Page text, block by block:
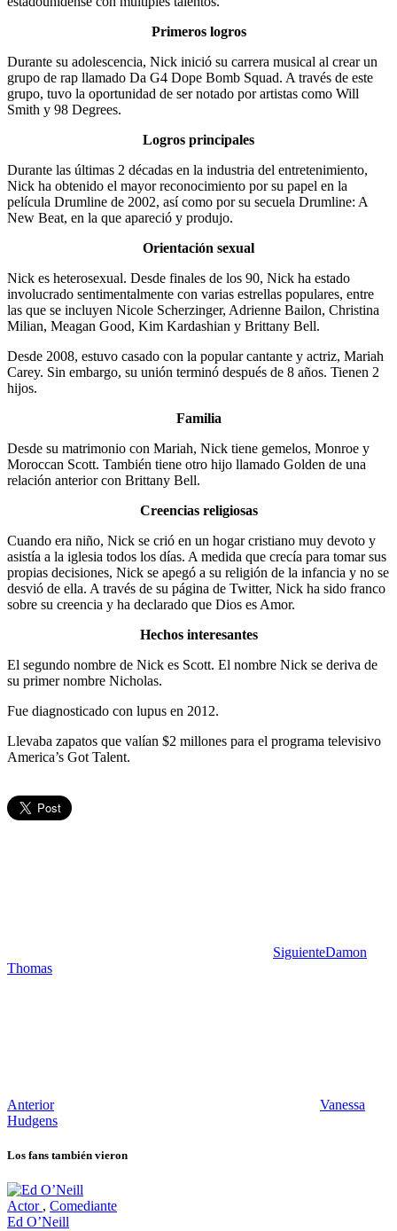
Primeros logros
Durante su adolescencia, Nick inició su carrera musical al crear un
grupo de rap llamado Da G4 Dope Bomb Squad. A través de este
grupo, tuvo la oportunidad de ser notado por artistas como Will
Smith y 98 Degrees.
Logros principales
Durante las últimas 2 décadas en la industria del entretenimiento,
Nick ha obtenido el mayor reconocimiento por su papel en la
película Drumline de 2002, así como por su secuela Drumline: A
New Beat, en la que apareció y produjo.
Orientación sexual
Nick es heterosexual. Desde finales de los 90, Nick ha estado
involucrado sentimentalmente con varias estrellas populares, entre
las que se incluyen Nicole Scherzinger, Adrienne Bailon, Christina
Milian, Meagan Good, Kim Kardashian y Brittany Bell.
Desde 2008, estuvo casado con la popular cantante y actriz, Mariah
Carey. Sin embargo, su unión terminó después de 8 años. Tienen 2
hijos.
Familia
Desde su matrimonio con Mariah, Nick tiene gemelos, Monroe y
Moroccan Scott. También tiene otro hijo llamado Golden de una
relación anterior con Brittany Bell.
Creencias religiosas
Cuando era niño, Nick se crió en un hogar cristiano muy devoto y
asistía a la iglesia todos los días. A medida que crecía para tomar sus
propias decisiones, Nick se apegó a su religión de la infancia y no se
desvió de ella. A través de su página de Twitter, Nick ha sido franco
sobre su creencia y ha declarado que Dios es Amor.
Hechos interesantes
El segundo nombre de Nick es Scott. El nombre Nick se deriva de
su primer nombre Nicholas.
Fue diagnosticado con lupus en 2012.
Llevaba zapatos que valían $2 millones para el programa televisivo
America’s Got Talent.
SiguienteDamon
Thomas
Anterior
Vanessa
Hudgens
Los fans también vieron
Actor , Comediante
Ed O’Neill